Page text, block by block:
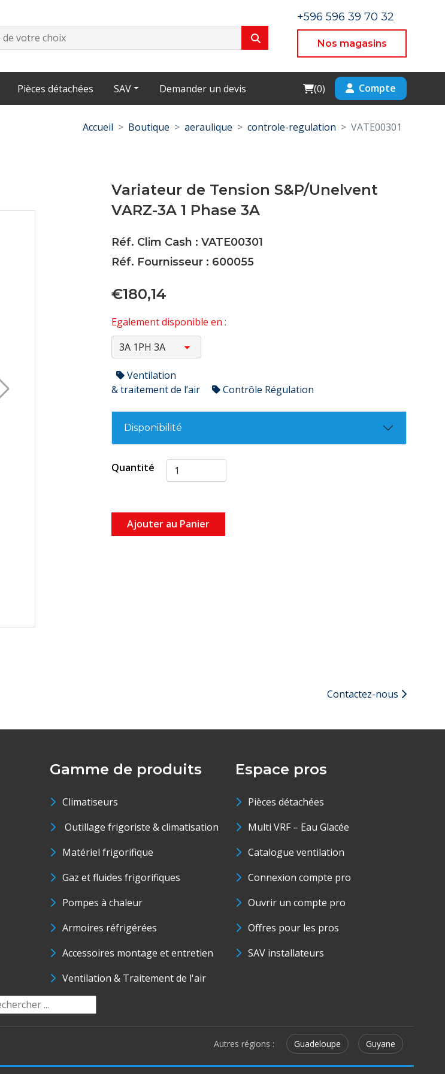
+596 596 39 70 32
Nos magasins
Pièces détachées SAV Demander un devis Cart
(0) Compte
Accueil Boutique aeraulique controle-regulation VATE00301
Variateur de Tension S&P/Unelvent
VARZ-3A 1 Phase 3A
Réf. Clim Cash : VATE00301
Réf. Fournisseur : 600055
€180,14
Egalement disponible en :
Ventilation
& traitement de l’air
Contrôle Régulation
Disponibilité
Quantité
Ajouter au Panier
Contactez-nous
Gamme de produits
Climatiseurs
Outillage frigoriste & climatisation
Matériel frigorifique
Gaz et fluides frigorifiques
Pompes à chaleur
Armoires réfrigérées
Accessoires montage et entretien
Ventilation & Traitement de l'air
Espace pros
Pièces détachées
Multi VRF – Eau Glacée
Catalogue ventilation
Connexion compte pro
Ouvrir un compte pro
Offres pour les pros
SAV installateurs
Autres régions : Guadeloupe Guyane